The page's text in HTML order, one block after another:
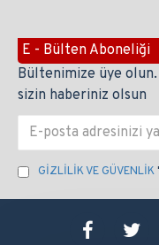
E - Bülten Aboneliği
Bültenimize üye
sizin haberiniz olsun
GİZLİLİK VE GÜVENLİK